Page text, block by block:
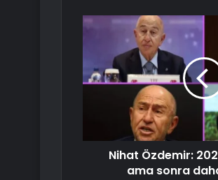
Nihat Özdemir:
ama sonra